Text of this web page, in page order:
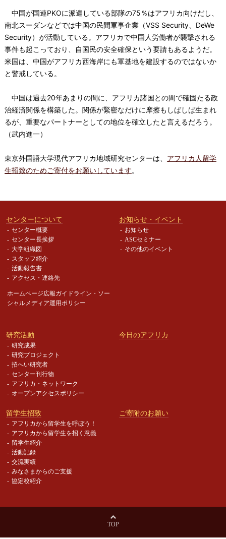
中国が国連PKOに派遣している部隊の75％はアフリカ向けだし、
南北スーダンなどでは中国の民間軍事企業（VSS Security、DeWe
Security）が活動している。アフリカで中国人労働者が襲撃される
事件も起こっており、自国民の安全確保という要請もあるようだ。
米国は、中国がアフリカ西海岸にも軍基地を建設するのではないか
と警戒している。
中国は過去20年あまりの間に、アフリカ諸国との間で確固たる政
治経済関係を構築した。関係が緊密なだけに摩擦もしばしば生まれ
るが、重要なパートナーとしての地位を確立したと言えるだろう。
（武内進一）
東京外国語大学現代アフリカ地域研究センターは、 アフリカ人留学
生招致のためご寄付をお願いしています。
センターについて
センター概要
センター長挨拶
大学組織図
スタッフ紹介
活動報告書
アクセス・連絡先
ホームページ広報ガイドライン・ ソー
シャルメディア運用ポリシー
お知らせ・イベント
お知らせ
ASCセミナー
その他のイベント
研究活動
研究成果
研究プロジェクト
招へい研究者
センター刊行物
アフリカ・ネットワーク
オープンアクセスポリシー
今日のアフリカ
留学生招致
アフリカから留学生を呼ぼう！
アフリカから留学生を招く意義
留学生紹介
活動記録
交流実績
みなさまからのご支援
協定校紹介
ご寄附のお願い
TOP